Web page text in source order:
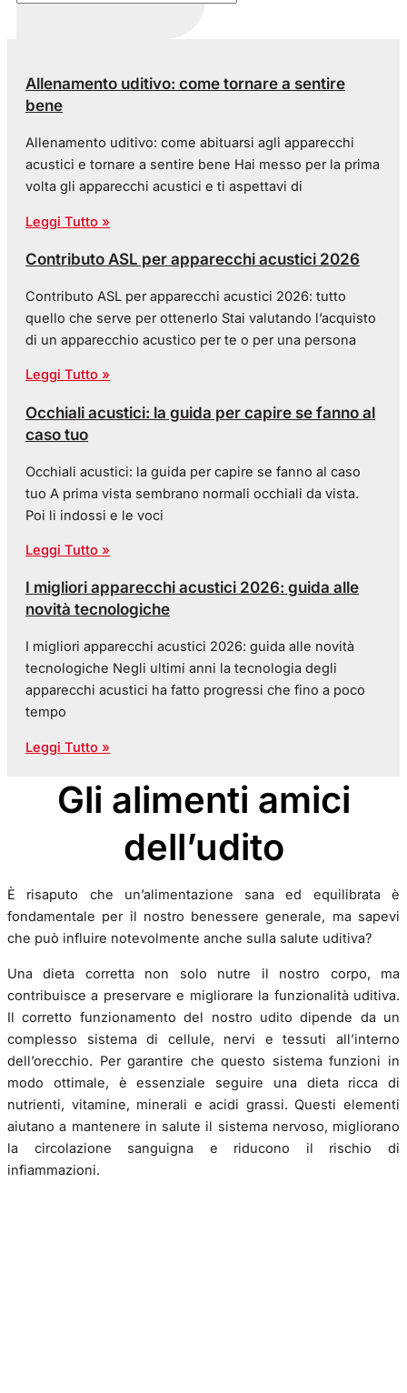
Allenamento uditivo: come tornare a sentire
bene
Allenamento uditivo: come abituarsi agli apparecchi
acustici e tornare a sentire bene Hai messo per la prima
volta gli apparecchi acustici e ti aspettavi di
Leggi Tutto »
Contributo ASL per apparecchi acustici 2026
Contributo ASL per apparecchi acustici 2026: tutto
quello che serve per ottenerlo Stai valutando l’acquisto
di un apparecchio acustico per te o per una persona
Leggi Tutto »
Occhiali acustici: la guida per capire se fanno al
caso tuo
Occhiali acustici: la guida per capire se fanno al caso
tuo A prima vista sembrano normali occhiali da vista.
Poi li indossi e le voci
Leggi Tutto »
I migliori apparecchi acustici 2026: guida alle
novità tecnologiche
I migliori apparecchi acustici 2026: guida alle novità
tecnologiche Negli ultimi anni la tecnologia degli
apparecchi acustici ha fatto progressi che fino a poco
tempo
Leggi Tutto »
Gli alimenti amici
dell’udito
È risaputo che un’alimentazione sana ed equilibrata è
fondamentale per il nostro benessere generale, ma sapevi
che può influire notevolmente anche sulla salute uditiva?
Una dieta corretta non solo nutre il nostro corpo, ma
contribuisce a preservare e migliorare la funzionalità uditiva.
Il corretto funzionamento del nostro udito dipende da un
complesso sistema di cellule, nervi e tessuti all’interno
dell’orecchio. Per garantire che questo sistema funzioni in
modo ottimale, è essenziale seguire una dieta ricca di
nutrienti, vitamine, minerali e acidi grassi. Questi elementi
aiutano a mantenere in salute il sistema nervoso, migliorano
la circolazione sanguigna e riducono il rischio di
infiammazioni.